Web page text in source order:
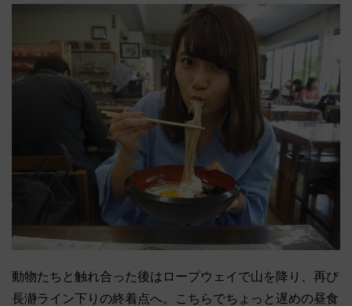
動物たちと触れ合った後はロープウェイで山を降り、再び
長瀞ライン下りの終着点へ。こちらでちょっと遅めの昼食